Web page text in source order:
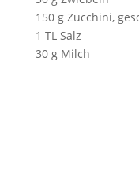
150 g Zucchini,
1 TL Salz
30 g Milch